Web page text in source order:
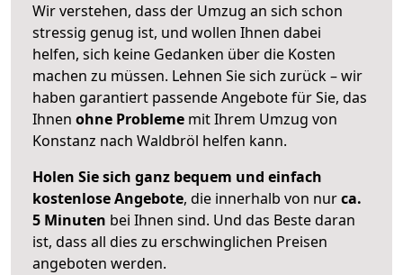
Wir verstehen, dass der Umzug an sich schon
stressig genug ist, und wollen Ihnen dabei
helfen, sich keine Gedanken über die Kosten
machen zu müssen. Lehnen Sie sich zurück – wir
haben garantiert passende Angebote für Sie, das
Ihnen ohne Probleme mit Ihrem Umzug von
Konstanz nach Waldbröl helfen kann.
Holen Sie sich ganz bequem und einfach
kostenlose Angebote, die innerhalb von nurca.
5 Minuten bei Ihnen sind. Und das Beste daran
ist, dass all dies zu erschwinglichen Preisen
angeboten werden.